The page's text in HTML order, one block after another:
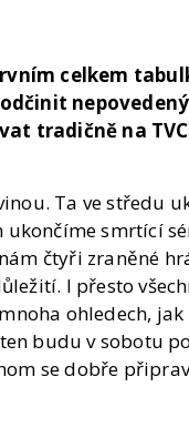
celkem
tradičně na
Ta ve středu
smrtící
čtyři zraněné
I přesto
ohledech, jak
budu v sobotu
se dobře